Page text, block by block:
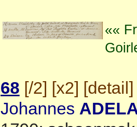
««
68 [/2] [x2] [detail]
Johannes